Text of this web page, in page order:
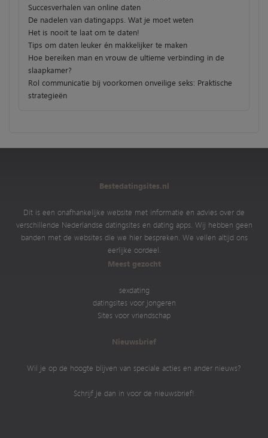
Succesverhalen van online daten
De nadelen van datingapps. Wat je moet weten
Het is nooit te laat om te daten!
Tips om daten leuker én makkelijker te maken
Hoe bereiken man en vrouw de ultieme verbinding in de
slaapkamer?
Rol communicatie bij voorkomen onveilige seks: Praktische
strategieën
Bestedatingsites.nl
Dit is een onafhankelijke website met informatie en advies over de
verschillende Nederlandse datingsites en dating apps. Wij hebben geen
banden met de websites die we hier bespreken. We vellen altijd ons
eerlijke oordeel.
Meest gezocht
sexdating
datingsites voor jongeren
Sites voor vriendschap
Nieuwsbrief
Wil je op de hoogte blijven van speciale acties en ander nieuws?
Schrijf je dan in voor de nieuwsbrief!